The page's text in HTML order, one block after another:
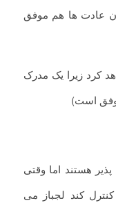
عادت ها هم موفق
کرد زیرا یک مدرک
است)
هستند اما وقتی
کند لجباز می